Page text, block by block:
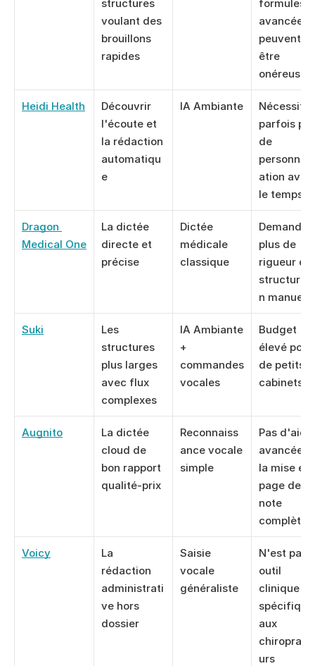
structures
voulant des
brouillons
rapides
formules
avancées
peuvent
être
onéreuses
Heidi Health
Découvrir
l'écoute et
la rédaction
automatiqu
e
IA Ambiante
Nécessite
parfois
de
ation avec
le temps
Dragon
Medical One
La dictée
directe et
précise
Dictée
médicale
classique
Demande
plus de
rigueur de
n manuelle
Suki
Les
structures
plus larges
avec flux
complexes
IA Ambiante
+
commandes
vocales
Budget
élevé pour
de petits
cabinets
Augnito
La dictée
cloud de
bon rapport
qualité-prix
Reconnaiss
ance vocale
simple
Pas d'aide
avancée à
la mise en
page de la
note
complète
Voicy
La
rédaction
administrati
ve hors
dossier
Saisie
vocale
généraliste
N'est pas
outil
clinique
spécifique
aux
urs